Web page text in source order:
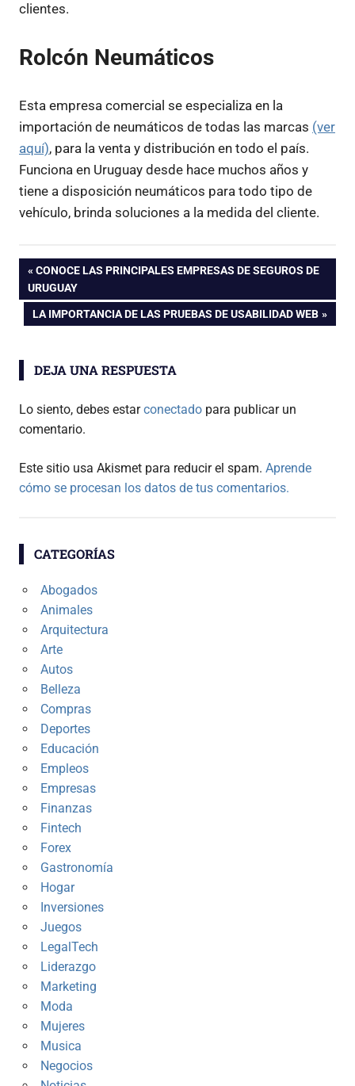
clientes.
Rolcón Neumáticos
Esta empresa comercial se especializa en la
importación de neumáticos de todas las marcas (ver
aquí), para la venta y distribución en todo el país.
Funciona en Uruguay desde hace muchos años y
tiene a disposición neumáticos para todo tipo de
vehículo, brinda soluciones a la medida del cliente.
Navegación
de
ENTRADA
ANTERIOR:
CONOCE LAS PRINCIPALES EMPRESAS DE SEGUROS DE
URUGUAY
ENTRADA
LA IMPORTANCIA DE LAS PRUEBAS DE USABILIDAD WEB
DEJA UNA RESPUESTA
Lo siento, debes estarconectado para publicar un
comentario.
Este sitio usa Akismet para reducir el spam. Aprende
cómo se procesan los datos de tus comentarios.
CATEGORÍAS
Abogados
Animales
Arquitectura
Arte
Autos
Belleza
Compras
Deportes
Educación
Empleos
Empresas
Finanzas
Fintech
Forex
Gastronomía
Hogar
Inversiones
Juegos
LegalTech
Liderazgo
Marketing
Moda
Mujeres
Musica
Negocios